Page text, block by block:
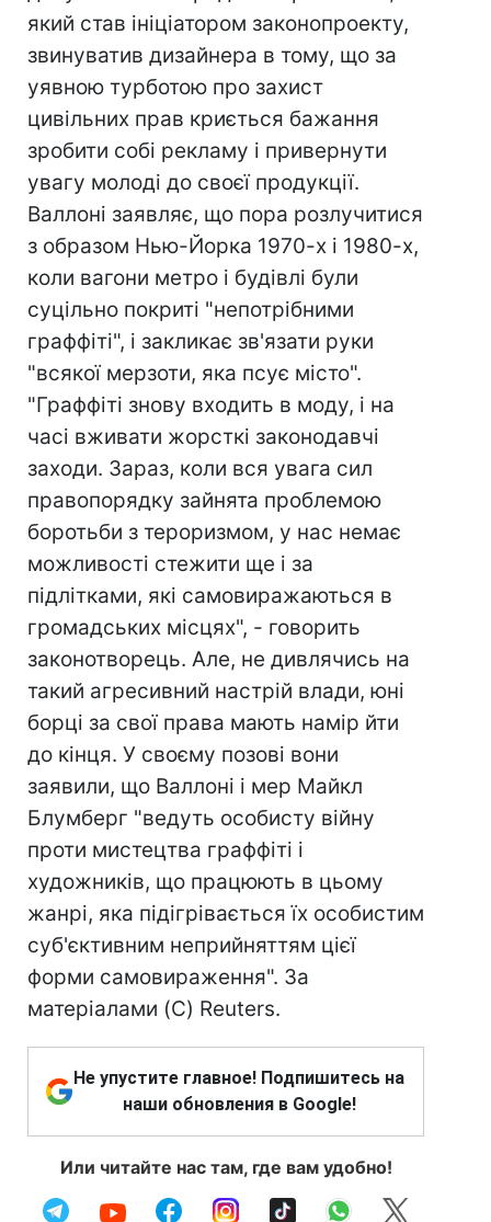
який став ініціатором законопроекту,
звинуватив дизайнера в тому, що за
уявною турботою про захист
цивільних прав криється бажання
зробити собі рекламу і привернути
увагу молоді до своєї продукції.
Валлоні заявляє, що пора розлучитися
з образом Нью-Йорка 1970-х і 1980-х,
коли вагони метро і будівлі були
суцільно покриті "непотрібними
граффіті", і закликає зв'язати руки
"всякої мерзоти, яка псує місто".
"Граффіті знову входить в моду, і на
часі вживати жорсткі законодавчі
заходи. Зараз, коли вся увага сил
правопорядку зайнята проблемою
боротьби з тероризмом, у нас немає
можливості стежити ще і за
підлітками, які самовиражаються в
громадських місцях", - говорить
законотворець. Але, не дивлячись на
такий агресивний настрій влади, юні
борці за свої права мають намір йти
до кінця. У своєму позові вони
заявили, що Валлоні і мер Майкл
Блумберг "ведуть особисту війну
проти мистецтва граффіті і
художників, що працюють в цьому
жанрі, яка підігрівається їх особистим
суб'єктивним неприйняттям цієї
форми самовираження". За
матеріалами (C) Reuters.
Не упустите главное! Подпишитесь на
наши обновления в Google!
Или читайте нас там, где вам удобно!